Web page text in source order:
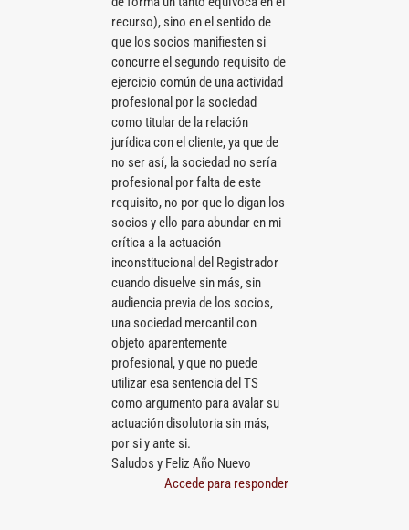
recurso), sino en el sentido de
que los socios manifiesten si
concurre el segundo requisito de
ejercicio común de una actividad
profesional por la sociedad
como titular de la relación
jurídica con el cliente, ya que de
no ser así, la sociedad no sería
profesional por falta de este
requisito, no por que lo digan los
socios y ello para abundar en mi
crítica a la actuación
inconstitucional del Registrador
cuando disuelve sin más, sin
audiencia previa de los socios,
una sociedad mercantil con
objeto aparentemente
profesional, y que no puede
utilizar esa sentencia del TS
como argumento para avalar su
actuación disolutoria sin más,
por si y ante si.
Saludos y Feliz Año Nuevo
Accede para responder